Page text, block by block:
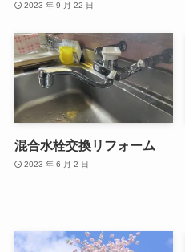
2023 年 9 月 22 日
混合水栓交換リフォーム
2023 年 6 月 2 日